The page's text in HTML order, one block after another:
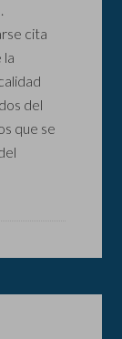
cita
la
del
que se